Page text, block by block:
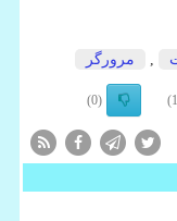
مرورگر
(0)